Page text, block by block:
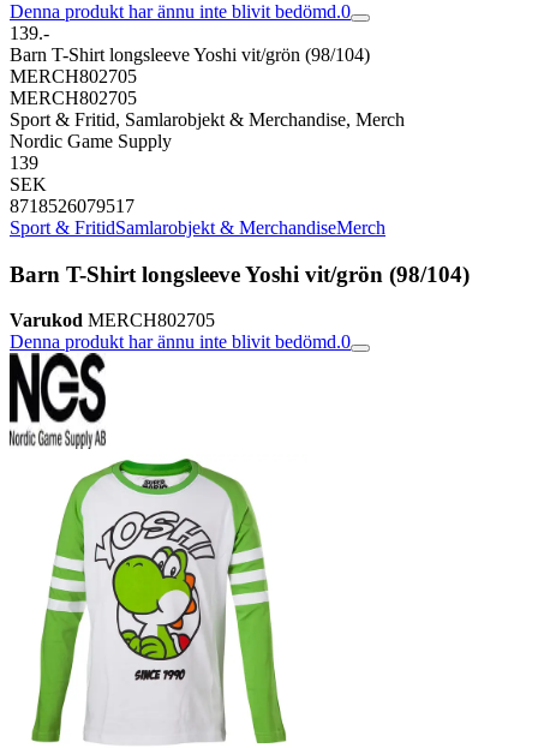
Denna produkt har ännu inte blivit bedömd.0
139.-
Barn T-Shirt longsleeve Yoshi vit/grön (98/104)
MERCH802705
MERCH802705
Sport & Fritid, Samlarobjekt & Merchandise, Merch
Nordic Game Supply
139
SEK
8718526079517
Sport & FritidSamlarobjekt & MerchandiseMerch
Barn T-Shirt longsleeve Yoshi vit/grön (98/104)
Varukod MERCH802705
Denna produkt har ännu inte blivit bedömd.0